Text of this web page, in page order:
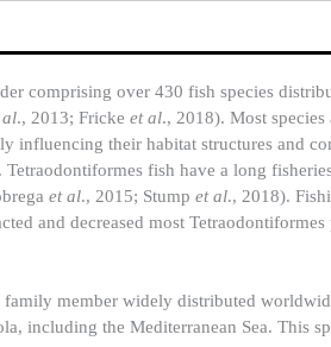
comprising over 430 fish species
al., 2013; Fricke et al., 2018). Most species
influencing their habitat structures and
Tetraodontiformes fish have a long
et al., 2015; Stump et al., 2018).
and decreased most
member widely distributed
including the Mediterranean Sea. This